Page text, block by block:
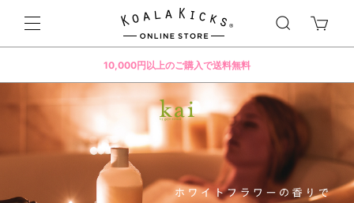
10,000円以上のご購入で送料無料